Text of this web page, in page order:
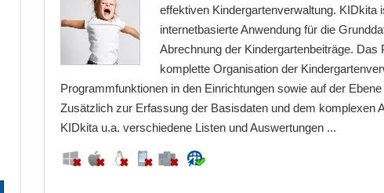
effektiven Kindergartenverwaltung. KIDkita
internetbasierte Anwendung für die
Abrechnung der Kindergartenbeiträge.
komplette Organisation der
Programmfunktionen in den Einrichtungen sowie auf der
Zusätzlich zur Erfassung der Basisdaten und dem komplexen
KIDkita u.a. verschiedene Listen und Auswertungen ...